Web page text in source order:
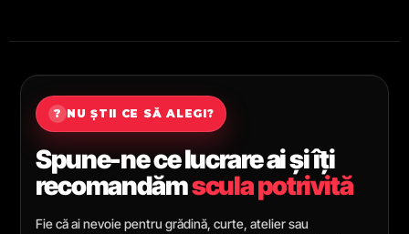
? NU ȘTII CE SĂ ALEGI?
Spune-ne ce lucrare ai și îți
recomandămscula potrivită
Fie că ai nevoie pentru grădină, curte, atelier sau